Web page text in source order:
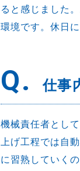
ると感じました
環境です。休日
Q. 仕事
機械責任者とし
上げ工程では自
に習熟していく